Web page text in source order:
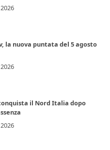
la nuova puntata del 5 agosto
il Nord Italia dopo